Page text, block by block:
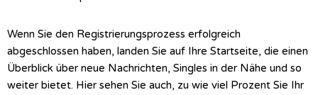
Wenn Sie den Registrierungsprozess erfolgreich
abgeschlossen haben, landen Sie auf Ihre Startseite, die einen
Überblick über neue Nachrichten, Singles in der Nähe und so
weiter bietet. Hier sehen Sie auch, zu wie viel Prozent Sie Ihr